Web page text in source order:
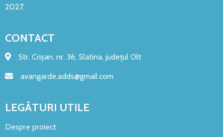
2027.
CONTACT
Str. Crișan, nr. 36, Slatina, județul Olt
avangarde.adds@gmail.com
LEGĂTURI UTILE
Despre proiect